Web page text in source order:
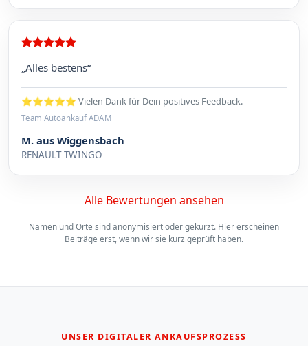
„Alles bestens“
⭐⭐⭐⭐⭐ Vielen Dank für Dein positives Feedback.
Team Autoankauf ADAM
M. aus Wiggensbach
RENAULT TWINGO
Alle Bewertungen ansehen
Namen und Orte sind anonymisiert oder gekürzt. Hier erscheinen
Beiträge erst, wenn wir sie kurz geprüft haben.
UNSER DIGITALER ANKAUFSPROZESS